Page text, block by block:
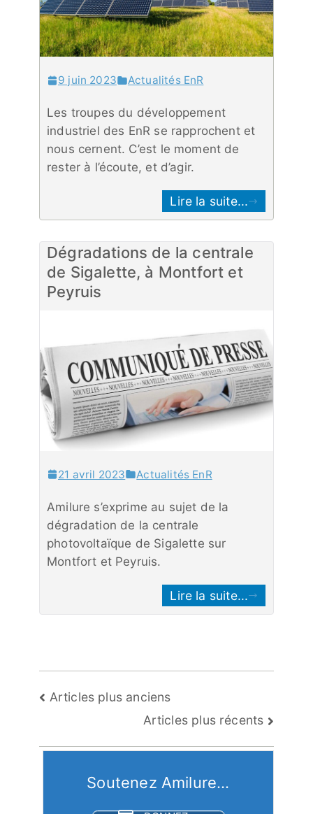
9 juin 2023 Actualités EnR
Les troupes du développement
industriel des EnR se rapprochent et
nous cernent. C’est le moment de
rester à l’écoute, et d’agir.
Lire la suite...
Dégradations de la centrale
de Sigalette, à Montfort et
Peyruis
21 avril 2023 Actualités EnR
Amilure s’exprime au sujet de la
dégradation de la centrale
photovoltaïque de Sigalette sur
Montfort et Peyruis.
Lire la suite...
Navigation
articles
Articles plus anciens
Articles plus récents
Soutenez Amilure...